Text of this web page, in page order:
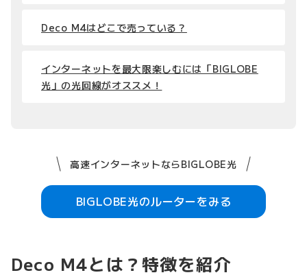
Deco M4はどこで売っている？
インターネットを最大限楽しむには「BIGLOBE
光」の光回線がオススメ！
高速インターネットならBIGLOBE光
BIGLOBE光のルーターをみる
Deco M4とは？特徴を紹介